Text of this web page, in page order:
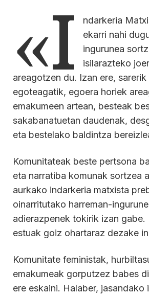
«I
ndarkeria
ekarri nahi
ingurunea
isilarazteko
areagotzen du. Izan ere,
egoteagatik, egoera horiek
emakumeen artean, besteak
sakabanatuetan daudenak,
eta bestelako baldintza
Komunitateak beste pertsona
eta narratiba komunak sortzea
aurkako indarkeria matxista
oinarritutako harreman-
adierazpenek tokirik izan
estuak goiz ohartaraz dezake
Komunitate feministak,
emakumeak gorputzez babes
ere eskaini. Halaber,